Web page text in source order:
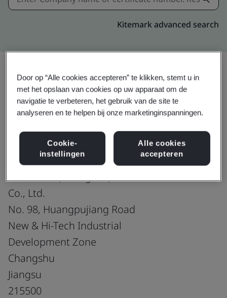
Kitemark advanced search
Delen:
ISO/IEC 27001:2022
Chin Poon (Changshu) Electronics
Co., Ltd.
No. 98, Huangpujiang Road
New & Hi-Tech Industrial
Development Zone
Changshu
Jiangsu
215500
Door op “Alle cookies accepteren” te klikken, stemt u in
met het opslaan van cookies op uw apparaat om de
navigatie te verbeteren, het gebruik van de site te
analyseren en te helpen bij onze marketinginspanningen.
Cookie-
instellingen
Alle cookies
accepteren